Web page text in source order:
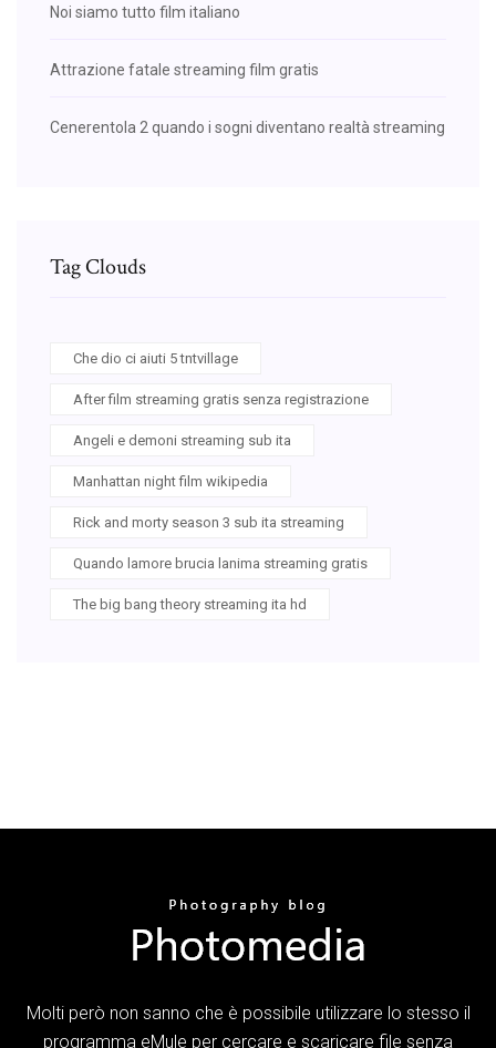
Noi siamo tutto film italiano
Attrazione fatale streaming film gratis
Cenerentola 2 quando i sogni diventano realtà streaming
Tag Clouds
Che dio ci aiuti 5 tntvillage
After film streaming gratis senza registrazione
Angeli e demoni streaming sub ita
Manhattan night film wikipedia
Rick and morty season 3 sub ita streaming
Quando lamore brucia lanima streaming gratis
The big bang theory streaming ita hd
Molti però non sanno che è possibile utilizzare lo stesso il
programma eMule per cercare e scaricare file senza